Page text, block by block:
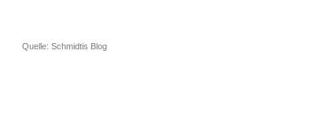
Quelle: Schmidtis Blog